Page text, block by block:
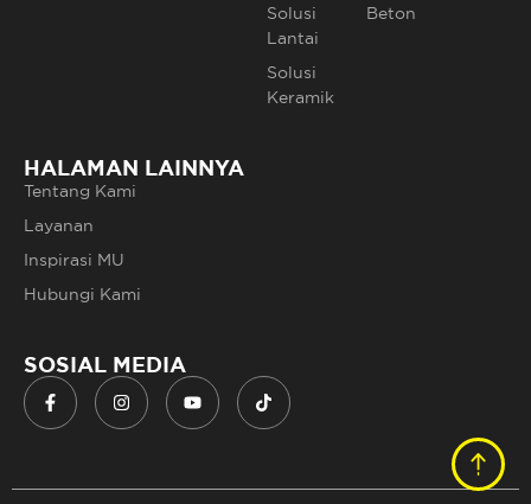
Solusi
Lantai
Solusi
Keramik
Beton
HALAMAN LAINNYA
Tentang Kami
Layanan
Inspirasi MU
Hubungi Kami
SOSIAL MEDIA